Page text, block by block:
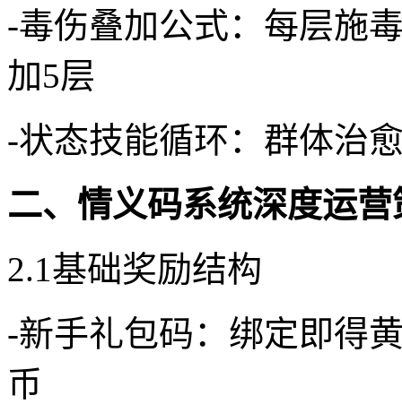
-毒伤叠加公式：每层施
加5层
-状态技能循环：群体治
二、情义码系统深度运营
2.1基础奖励结构
-新手礼包码：绑定即得
币